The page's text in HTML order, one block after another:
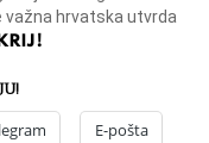
važna hrvatska utvrda
E-pošta